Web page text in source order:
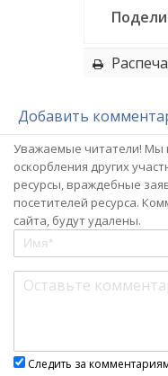
Добавить
Уважаемые читатели! Мы
оскорбления других
ресурсы, враждебные
посетителей ресурса.
сайта, будут удалены.
Следить за